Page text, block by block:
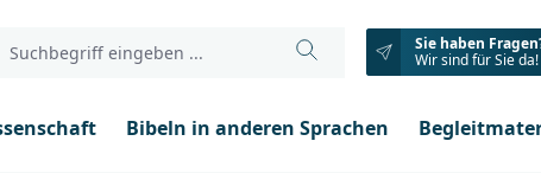
Sie haben
Wir sind für Sie da!
Bibeln in anderen Sprachen